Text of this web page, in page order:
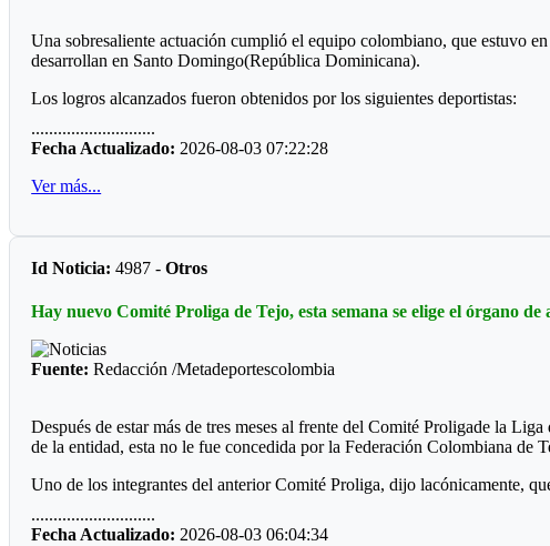
Una sobresaliente actuación cumplió el equipo colombiano, que estuvo
desarrollan en Santo Domingo(República Dominicana).
Los logros alcanzados fueron obtenidos por los siguientes deportistas:
Anyi León, 48 kilos, categoría senior modalidad gilam
............................
Fecha Actualizado: 2026-08-03 07:22:28
Ver más...
Id Noticia: 4987 -Otros
Hay nuevo Comité Proliga de Tejo, esta semana se elige el órgano
Fuente: Redacción /Metadeportescolombia
Después de estar más de tres meses al frente del Comité Proligade la
de la entidad, esta no le fue concedida por la Federación Colombiana de
Uno de los integrantes del anterior Comité Proliga, dijo lacónicamente,
En consecuencia desde ya anuncia que esta semana podría a ver
............................
Fecha Actualizado: 2026-08-03 06:04:34